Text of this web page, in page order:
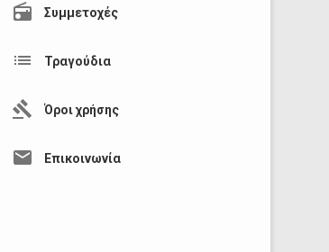
radio Συμμετοχές
list Τραγούδια
gavel Όροι χρήσης
mail Επικοινωνία